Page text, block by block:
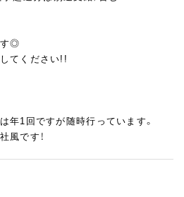
す◎
てください!!
年1回ですが随時行っています。
風です！